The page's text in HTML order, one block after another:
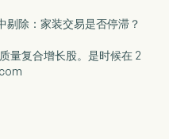
剔除：家装交易是否停滞？
量复合增长股。是时候在 2